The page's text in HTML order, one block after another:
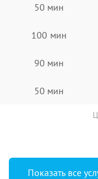
50 мин
100 мин
90 мин
50 мин
Показать все